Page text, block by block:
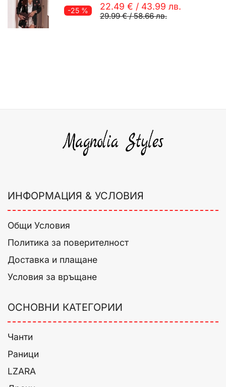
-25 % 22.49 € / 43.99 лв.
29.99 €/58.66 лв.
ИНФОРМАЦИЯ & УСЛОВИЯ
Общи Условия
Политика за поверителност
Доставка и плащане
Условия за връщане
ОСНОВНИ КАТЕГОРИИ
Чанти
Раници
LZARA